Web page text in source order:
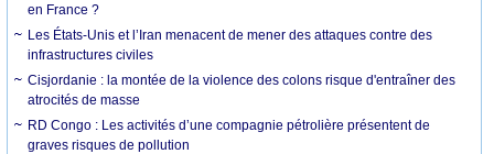
en France ?
Les États-Unis et l’Iran menacent de mener des attaques contre des
infrastructures civiles
Cisjordanie : la montée de la violence des colons risque d'entraîner des
atrocités de masse
RD Congo : Les activités d’une compagnie pétrolière présentent de
graves risques de pollution